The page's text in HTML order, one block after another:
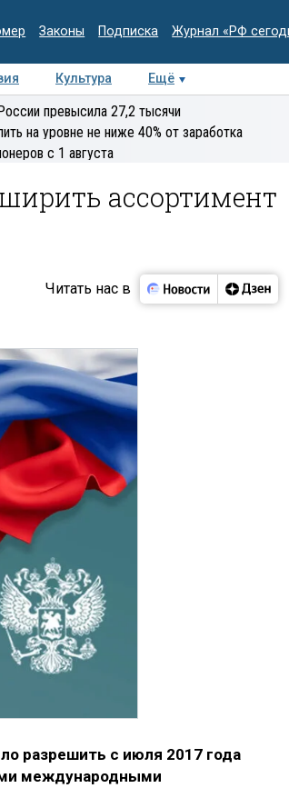
Законы Подписка Журнал «РФ
Культура Ещё
Интервью Колумнисты
экспертиза
превысила 27,2 тысячи
на уровне не ниже 40% от заработка
с 1 августа
ассортимент
Читать нас в
разрешить с июля 2017 года
международными